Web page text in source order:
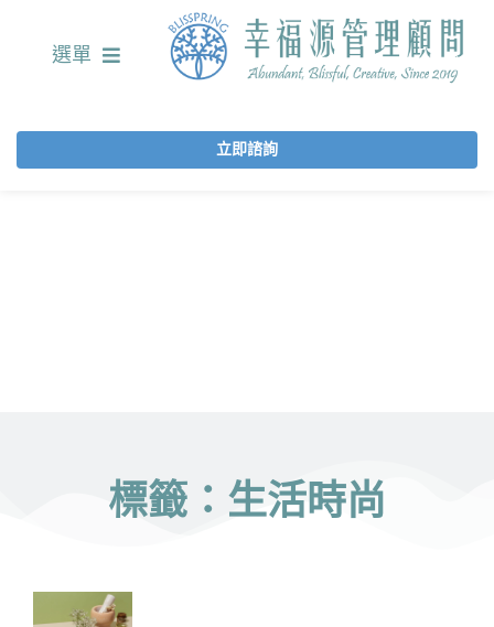
選單
立即諮詢
標籤：生活時尚